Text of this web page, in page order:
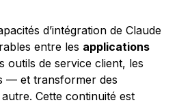
d’intégration de Claude
entre les applications
outils de service client, les
— et transformer des
Cette continuité est